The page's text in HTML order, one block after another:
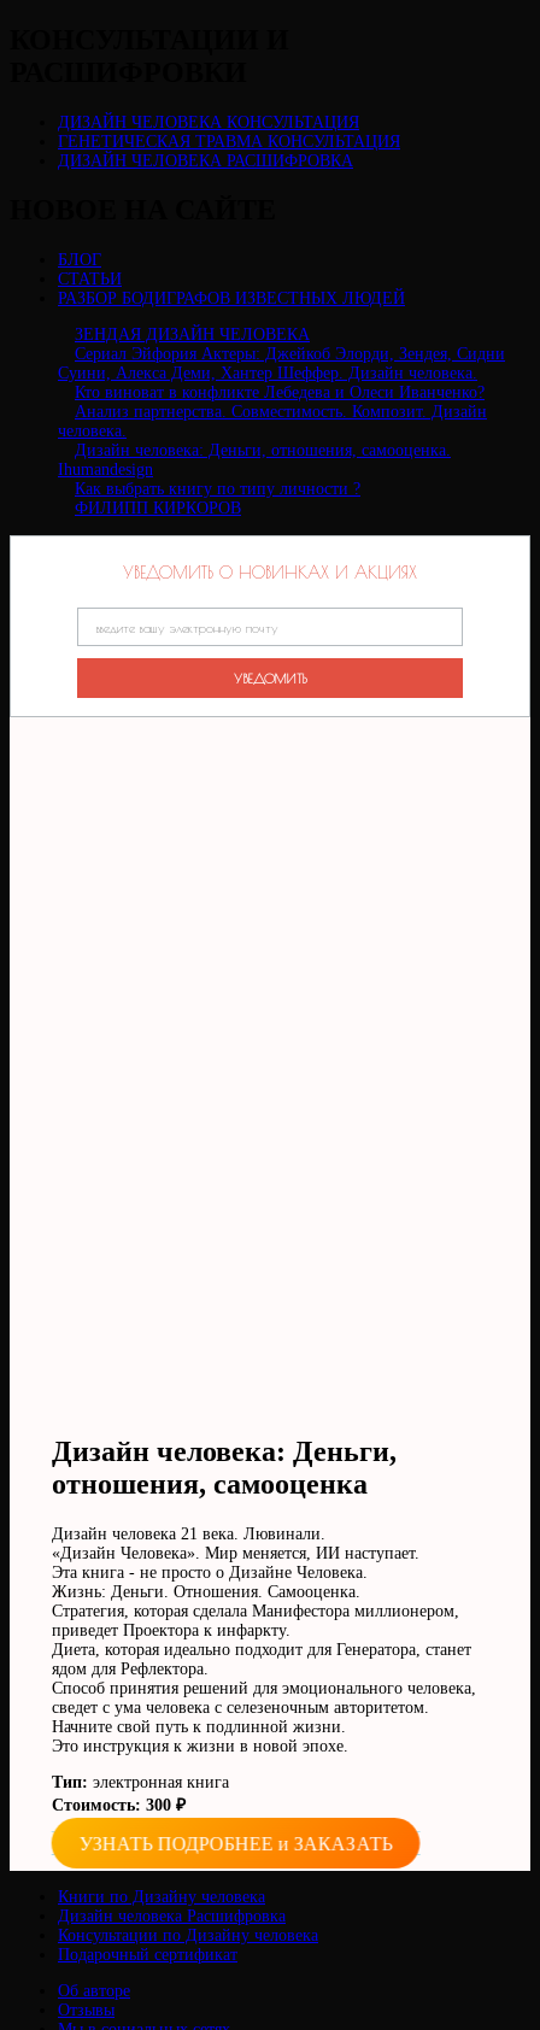
ДИЗАЙН ЧЕЛОВЕКА КОНСУЛЬТАЦИЯ
ГЕНЕТИЧЕСКАЯ ТРАВМА КОНСУЛЬТАЦИЯ
ДИЗАЙН ЧЕЛОВЕКА РАСШИФРОВКА
БЛОГ
СТАТЬИ
РАЗБОР БОДИГРАФОВ ИЗВЕСТНЫХ ЛЮДЕЙ
ЗЕНДАЯ ДИЗАЙН ЧЕЛОВЕКА
Сериал Эйфория Актеры: Джейкоб Элорди, Зендея, Сидни
Суини, Алекса Деми, Хантер Шеффер. Дизайн человека.
Кто виноват в конфликте Лебедева и Олеси Иванченко?
Анализ партнерства. Совместимость. Композит. Дизайн
человека.
Дизайн человека: Деньги, отношения, самооценка.
Ihumandesign
Как выбрать книгу по типу личности ?
ФИЛИПП КИРКОРОВ
УВЕДОМИТЬ О НОВИНКАХ И АКЦИЯХ
Дизайн человека: Деньги,
отношения, самооценка
Дизайн человека 21 века. Лювинали.
«Дизайн Человека». Мир меняется, ИИ наступает.
Эта книга - не просто о Дизайне Человека.
Жизнь: Деньги. Отношения. Самооценка.
Стратегия, которая сделала Манифестора миллионером,
приведет Проектора к инфаркту.
Диета, которая идеально подходит для Генератора, станет
ядом для Рефлектора.
Способ принятия решений для эмоционального человека,
сведет с ума человека с селезеночным авторитетом.
Начните свой путь к подлинной жизни.
Это инструкция к жизни в новой эпохе.
Тип: электронная книга
Стоимость: 300 ₽
УЗНАТЬ ПОДРОБНЕЕ и ЗАКАЗАТЬ
Книги по Дизайну человека
Дизайн человека Расшифровка
Консультации по Дизайну человека
Подарочный сертификат
Об авторе
Отзывы